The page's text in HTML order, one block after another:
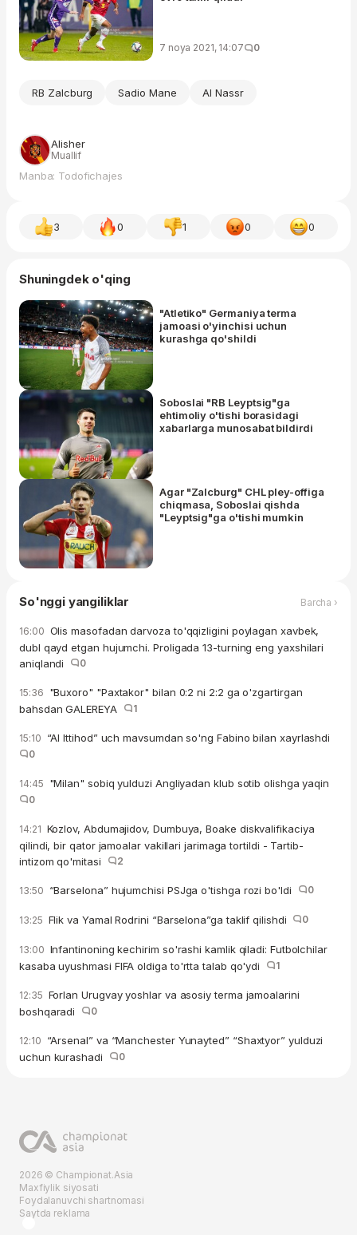
7 noya 2021, 14:07 0
RB Zalcburg Sadio Mane Al Nassr
Alisher
Muallif
Manba: Todofichajes
3 0 1 0 0
Shuningdek o'qing
"Atletiko" Germaniya terma
jamoasi o'yinchisi uchun
kurashga qo'shildi
Soboslai "RB Leyptsig"ga
ehtimoliy o'tishi borasidagi
xabarlarga munosabat bildirdi
Agar "Zalcburg" CHL pley-offiga
chiqmasa, Soboslai qishda
"Leyptsig"ga o'tishi mumkin
So'nggi yangiliklar Barcha ›
16:00 Olis masofadan darvoza to'qqizligini poylagan xavbek,
dubl qayd etgan hujumchi. Proligada 13-turning eng yaxshilari
aniqlandi
0
15:36 "Buxoro" "Paxtakor" bilan 0:2 ni 2:2 ga o'zgartirgan
bahsdan GALEREYA
1
15:10 “Al Ittihod” uch mavsumdan so'ng Fabino bilan xayrlashdi
0
14:45 "Milan" sobiq yulduzi Angliyadan klub sotib olishga yaqin
0
14:21 Kozlov, Abdumajidov, Dumbuya, Boake diskvalifikaciya
qilindi, bir qator jamoalar vakillari jarimaga tortildi - Tartib-
intizom qo'mitasi
2
13:50 “Barselona” hujumchisi PSJga o'tishga rozi bo'ldi 0
13:25 Flik va Yamal Rodrini “Barselona”ga taklif qilishdi 0
13:00 Infantinoning kechirim so'rashi kamlik qiladi: Futbolchilar
kasaba uyushmasi FIFA oldiga to'rtta talab qo'ydi
1
12:35 Forlan Urugvay yoshlar va asosiy terma jamoalarini
boshqaradi
0
12:10 “Arsenal” va “Manchester Yunayted” “Shaxtyor” yulduzi
uchun kurashadi
0
2026 © Championat.Asia
Maxfiylik siyosati
Foydalanuvchi shartnomasi
Saytda reklama